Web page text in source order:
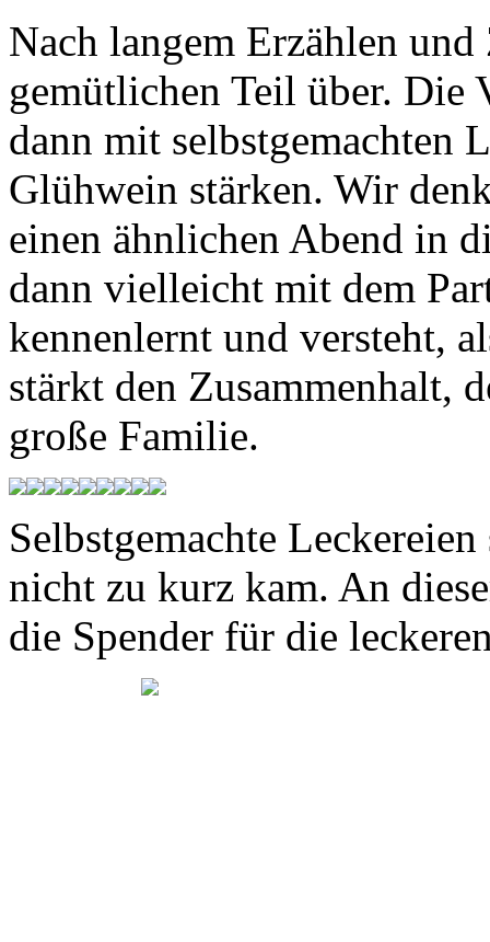
Nach langem Erzählen
gemütlichen Teil über. Die
dann mit selbstgemachten
Glühwein stärken. Wir
einen ähnlichen Abend in
dann vielleicht mit dem
kennenlernt und versteht,
stärkt den Zusammenhalt,
große Familie.
Selbstgemachte
nicht zu kurz kam. An
die Spender für die